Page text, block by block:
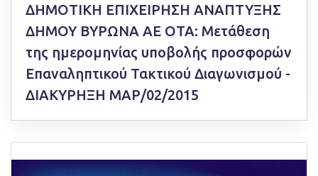
ΔΗΜΟΤΙΚΗ ΕΠΙΧΕΙΡΗΣΗ ΑΝΑΠΤΥΞΗΣ
ΔΗΜΟΥ ΒΥΡΩΝΑ ΑΕ ΟΤΑ: Μετάθεση
της ημερομηνίας υποβολής προσφορών
Επαναληπτικού Τακτικού Διαγωνισμού -
ΔΙΑΚΥΡΗΞΗ ΜΑΡ/02/2015